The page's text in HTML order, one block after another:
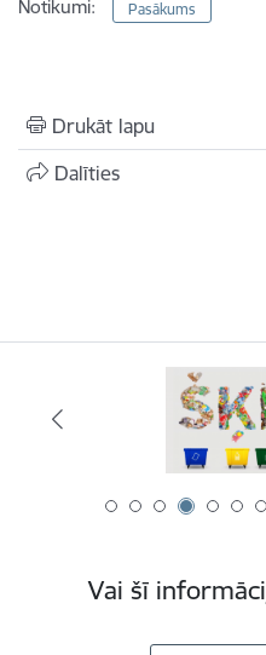
Notikumi: Pasākums
Drukāt lapu
Dalīties
Vai šī